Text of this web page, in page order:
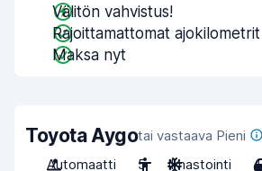
Välitön vahvistus!
Rajoittamattomat ajokilometrit
Maksa nyt
Toyota Aygotai vastaava Pieni
Automaatti
5 Ilmastointi 4